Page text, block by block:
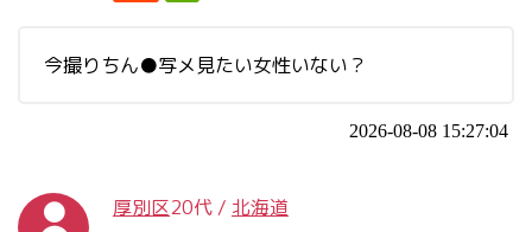
今撮りちん●写メ見たい女性いない？
2026-08-08 15:27:04
厚別区20代 / 北海道